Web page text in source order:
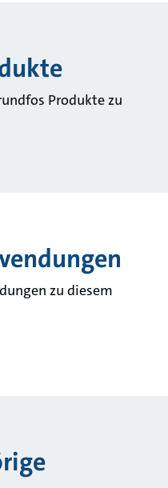
Produkte zu
zu diesem